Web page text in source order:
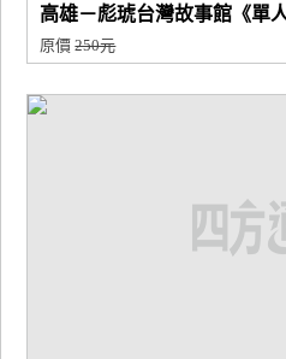
高雄－彪琥台灣故事館《單
原價250元